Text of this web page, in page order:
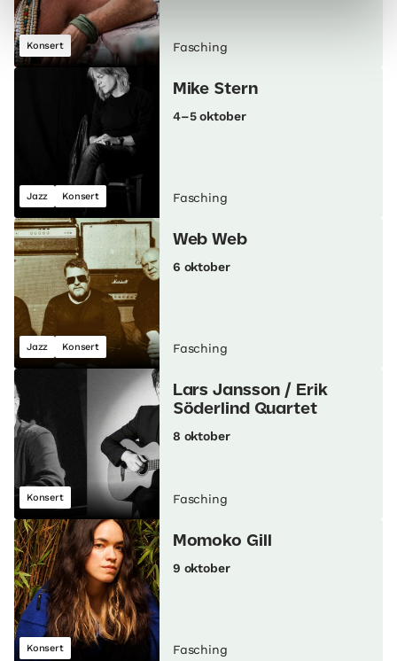
Konsert Fasching
Jazz Konsert
Mike Stern
4–5 oktober
Fasching
Jazz Konsert
Web Web
6 oktober
Fasching
Konsert
Lars Jansson / Erik
Söderlind Quartet
8 oktober
Fasching
Konsert
Momoko Gill
9 oktober
Fasching